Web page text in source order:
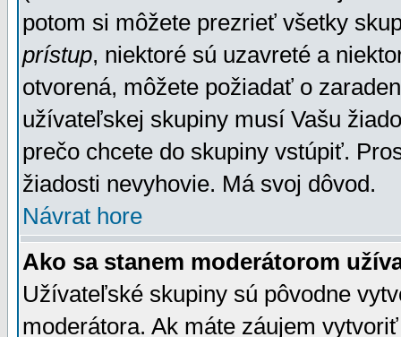
potom si môžete prezrieť všetky
prístup, niektoré sú uzavreté a
otvorená, môžete požiadať o
užívateľskej skupiny musí Vašu
prečo chcete do skupiny vstúpiť.
žiadosti nevyhovie. Má svoj dôvod.
Návrat hore
Ako sa stanem moderátorom
Užívateľské skupiny sú pôvodne
moderátora. Ak máte záujem